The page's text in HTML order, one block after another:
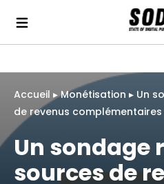
Accueil ▸Monétisation ▸ Un
de revenus
Un sondage
sources de